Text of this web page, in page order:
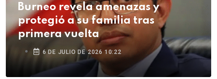
Burneo revela amenazas y
protegió a su familia tras
primera vuelta
6 DE JULIO DE 2026 10:22